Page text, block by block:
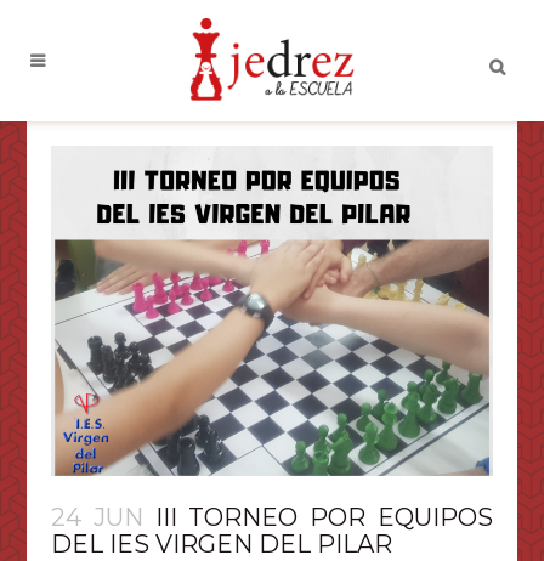
24 JUN III TORNEO POR EQUIPOS
DEL IES VIRGEN DEL PILAR